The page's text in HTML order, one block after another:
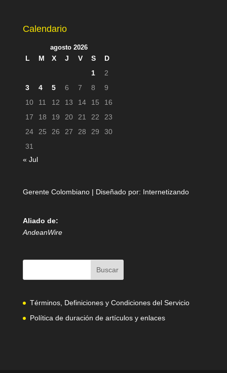
Calendario
agosto 2026
L M X J V S
D
1
2
3
4 5 6 7 8
9
10
11 12 13 14 15
16
17
18 19 20 21 22
23
24
25 26 27 28 29
30
31
« Jul
Gerente Colombiano | Diseñado por: Internetizando
Aliado de:
AndeanWire
Términos, Definiciones y Condiciones del Servicio
Política de duración de artículos y enlaces